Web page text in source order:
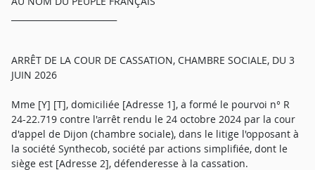
ARRÊT DE LA COUR DE CASSATION, CHAMBRE SOCIALE, DU 3
JUIN 2026
Mme [Y] [T], domiciliée [Adresse 1], a formé le pourvoi n° R
24-22.719 contre l'arrêt rendu le 24 octobre 2024 par la cour
d'appel de Dijon (chambre sociale), dans le litige l'opposant à
la société Synthecob, société par actions simplifiée, dont le
siège est [Adresse 2], défenderesse à la cassation.